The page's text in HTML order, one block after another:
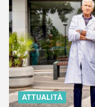
ATTUALITÀ